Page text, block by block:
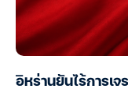
อิหร่านยันไร้การเ